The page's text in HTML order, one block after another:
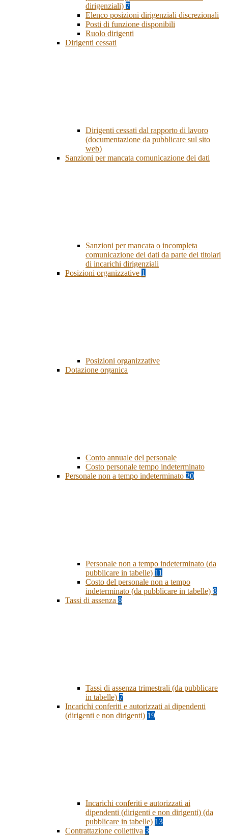
dirigenziali) 7
Elenco posizioni dirigenziali discrezionali
Posti di funzione disponibili
Ruolo dirigenti
Dirigenti cessati
Dirigenti cessati dal rapporto di lavoro
(documentazione da pubblicare sul sito
web)
Sanzioni per mancata comunicazione dei dati
Sanzioni per mancata o incompleta
comunicazione dei dati da parte dei titolari
di incarichi dirigenziali
Posizioni organizzative 1
Posizioni organizzative
Dotazione organica
Conto annuale del personale
Costo personale tempo indeterminato
Personale non a tempo indeterminato 20
Personale non a tempo indeterminato (da
pubblicare in tabelle) 11
Costo del personale non a tempo
indeterminato (da pubblicare in tabelle) 8
Tassi di assenza 8
Tassi di assenza trimestrali (da pubblicare
in tabelle) 7
Incarichi conferiti e autorizzati ai dipendenti
(dirigenti e non dirigenti) 19
Incarichi conferiti e autorizzati ai
dipendenti (dirigenti e non dirigenti) (da
pubblicare in tabelle) 13
Contrattazione collettiva 3